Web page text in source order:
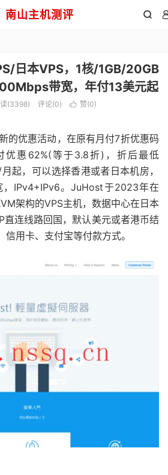
南山主机测评 
日本VPS，1核/1GB/20GB
带宽，年付13美元起
(3398) 评论(0)  赞(0)
的优惠活动，在原有月付7折优惠码
优惠62%(等于3.8折)，折后最低
起，可以选择香港或者日本机房，
IPv4+IPv6。JuHost于2023年在
架构的VPS主机，数据中心在日本
直连线路回国，默认美元或者港币结
用卡、支付宝等付款方式。